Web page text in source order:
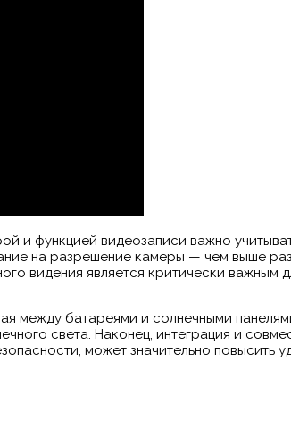
и функцией видеозаписи важно
на разрешение камеры — чем выше
видения является критически важным
между батареями и солнечными
света. Наконец, интеграция и
может значительно повысить